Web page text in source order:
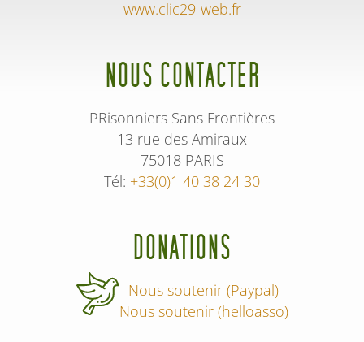
www.clic29-web.fr
NOUS CONTACTER
PRisonniers Sans Frontières
13 rue des Amiraux
75018 PARIS
Tél: +33(0)1 40 38 24 30
DONATIONS
Nous soutenir (Paypal)
Nous soutenir (helloasso)